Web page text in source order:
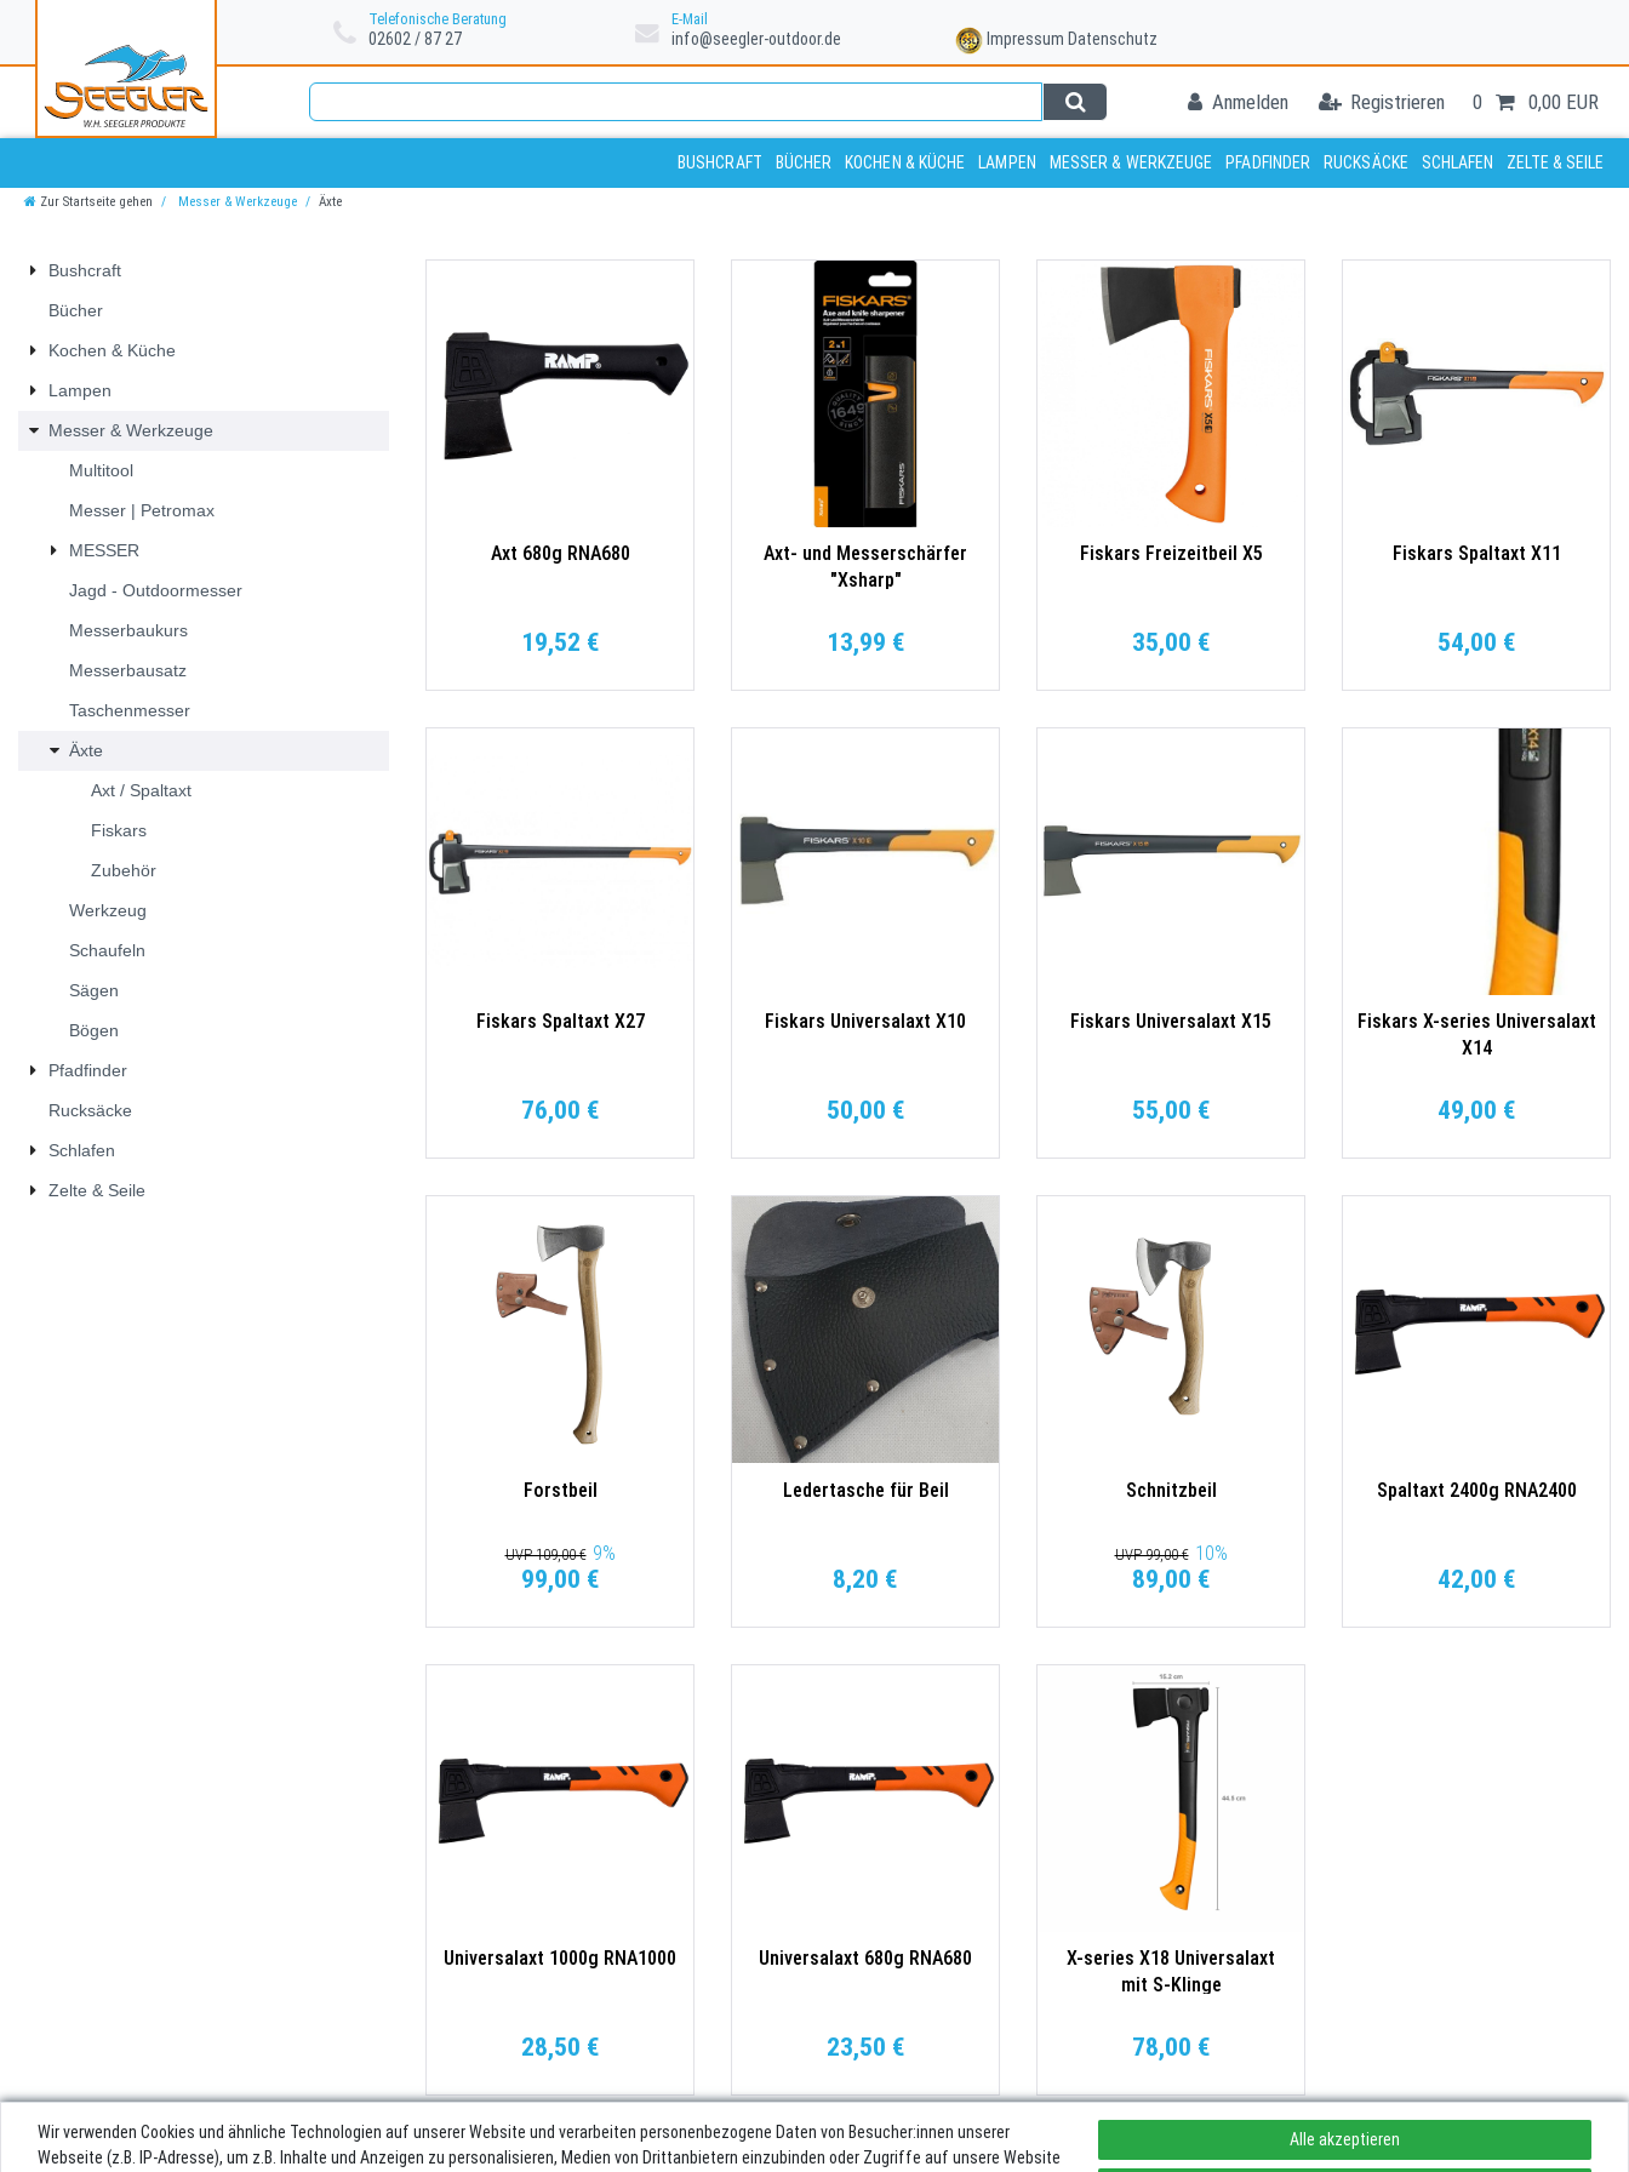
Telefonische Beratung
02602 / 87 27
E-Mail
info@seegler-outdoor.de Impressum Datenschutz
Anmelden Registrieren 0 0,00 EUR
BUSHCRAFT BÜCHER KOCHEN & KÜCHE LAMPEN MESSER & WERKZEUGE PFADFINDER RUCKSÄCKE SCHLAFEN ZELTE & SEILE
Zur Startseite gehen Messer & Werkzeuge Äxte
Bushcraft
Bücher
Kochen & Küche
Lampen
Messer & Werkzeuge
Multitool
Messer | Petromax
MESSER
Jagd - Outdoormesser
Messerbaukurs
Messerbausatz
Taschenmesser
Äxte
Axt / Spaltaxt
Fiskars
Zubehör
Werkzeug
Schaufeln
Sägen
Bögen
Pfadfinder
Rucksäcke
Schlafen
Zelte & Seile
Axt 680g RNA680
19,52 €
Axt- und Messerschärfer
"Xsharp"
13,99 €
Fiskars Freizeitbeil X5
35,00 €
Fiskars Spaltaxt X11
54,00 €
Fiskars Spaltaxt X27
76,00 €
Fiskars Universalaxt X10
50,00 €
Fiskars Universalaxt X15
55,00 €
Fiskars X-series Universalaxt
X14
49,00 €
Forstbeil
UVP 109,00 € 9%
99,00 €
Ledertasche für Beil
8,20 €
Schnitzbeil
UVP 99,00 € 10%
89,00 €
Spaltaxt 2400g RNA2400
42,00 €
Universalaxt 1000g RNA1000
28,50 €
Universalaxt 680g RNA680
23,50 €
X-series X18 Universalaxt
mit S-Klinge
78,00 €
Wir verwenden Cookies und ähnliche Technologien auf unserer Website und verarbeiten personenbezogene Daten von Besucher:innen unserer
Webseite (z.B. IP-Adresse), um z.B. Inhalte und Anzeigen zu personalisieren, Medien von Drittanbietern einzubinden oder Zugriffe auf unsere Website
Alle akzeptieren